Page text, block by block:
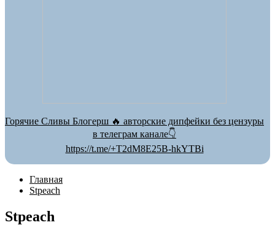
Горячие Сливы Блогерш 🔥 авторские дипфейки без цензуры
в телеграм канале👇
https://t.me/+T2dM8E25B-hkYTBi
Главная
Stpeach
Stpeach